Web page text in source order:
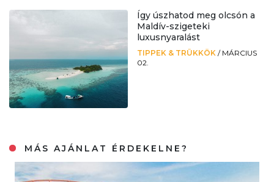
Így úszhatod meg olcsón a
Maldív-szigeteki
luxusnyaralást
TIPPEK & TRÜKKÖK / MÁRCIUS
02.
MÁS AJÁNLAT ÉRDEKELNE?